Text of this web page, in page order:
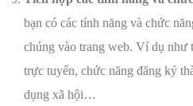
bạn có các tính năng và chức
chúng vào trang web. Ví dụ như
trực tuyến, chức năng đăng ký
dụng xã hội…